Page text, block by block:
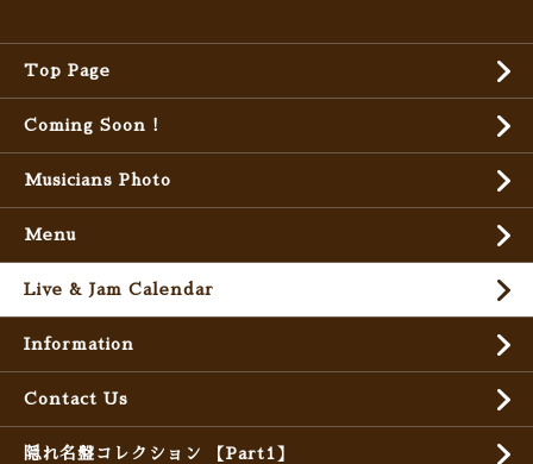
Top Page
Coming Soon !
Musicians Photo
Menu
Live & Jam Calendar
Information
Contact Us
隠れ名盤コレクション 【Part1】